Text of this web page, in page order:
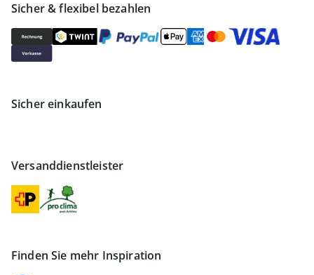
Sicher & flexibel bezahlen
Sicher einkaufen
Versanddienstleister
Finden Sie mehr Inspiration